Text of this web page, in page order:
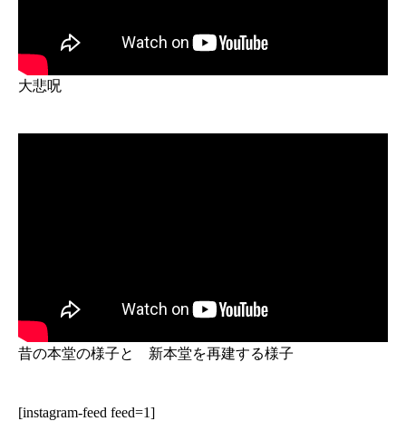
大悲呪
昔の本堂の様子と 新本堂を再建する様子
[instagram-feed feed=1]